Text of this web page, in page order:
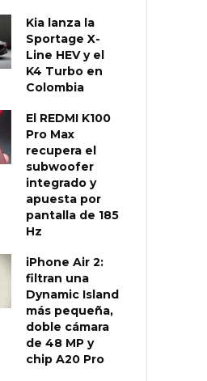
Kia lanza la
Sportage X-
Line HEV y el
K4 Turbo en
Colombia
El REDMI K100
Pro Max
recupera el
subwoofer
integrado y
apuesta por
pantalla de 185
Hz
iPhone Air 2:
filtran una
Dynamic Island
más pequeña,
doble cámara
de 48 MP y
chip A20 Pro